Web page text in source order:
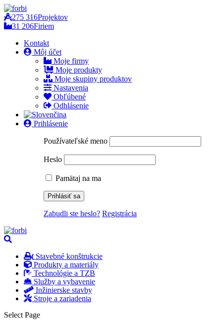
275 316Projektov
31 206Firiem
Kontakt
Môj účet
Moje firmy
Moje produkty
Moje skupiny produktov
Nastavenia
Obľúbené
Odhlásenie
Prihlásenie
Používateľské meno
Heslo
Pamätaj na ma
Zabudli ste heslo? Registrácia
Stavebné konštrukcie
Produkty a materiály
Technológie a TZB
Služby a vybavenie
Inžinierske stavby
Stroje a zariadenia
Select Page